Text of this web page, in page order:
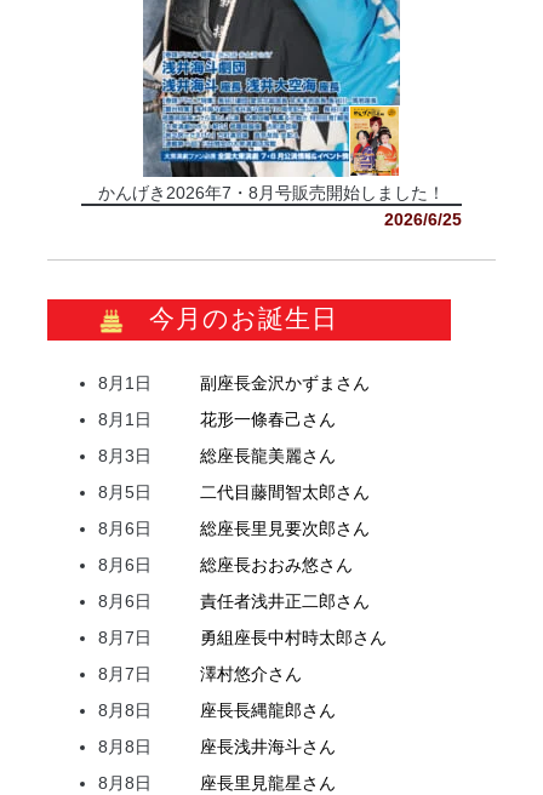
かんげき2026年7・8月号販売開始しました！
2026/6/25
今月のお誕生日
8月1日 副座長金沢かずま さん
8月1日
花形一條春己さん
8月3日
総座長龍美麗さん
8月5日
二代目藤間智太郎さん
8月6日
総座長里見要次郎さん
8月6日
総座長おおみ悠さん
8月6日
責任者浅井正二郎さん
8月7日
勇組座長中村時太郎さん
8月7日
澤村悠介さん
8月8日
座長長縄龍郎さん
8月8日
座長浅井海斗さん
8月8日
座長里見龍星さん